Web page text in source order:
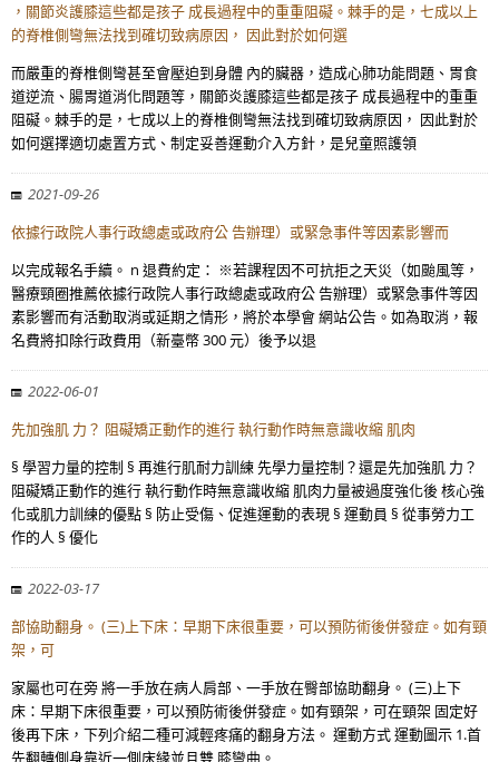
，關節炎護膝這些都是孩子 成長過程中的重重阻礙。棘手的是，七成以上
的脊椎側彎無法找到確切致病原因， 因此對於如何選
而嚴重的脊椎側彎甚至會壓迫到身體 內的臟器，造成心肺功能問題、胃食
道逆流、腸胃道消化問題等，關節炎護膝這些都是孩子 成長過程中的重重
阻礙。棘手的是，七成以上的脊椎側彎無法找到確切致病原因， 因此對於
如何選擇適切處置方式、制定妥善運動介入方針，是兒童照護領
2021-09-26
依據行政院人事行政總處或政府公 告辦理）或緊急事件等因素影響而
以完成報名手續。 n 退費約定： ※若課程因不可抗拒之天災（如颱風等，
醫療頸圈推薦依據行政院人事行政總處或政府公 告辦理）或緊急事件等因
素影響而有活動取消或延期之情形，將於本學會 網站公告。如為取消，報
名費將扣除行政費用（新臺幣 300 元）後予以退
2022-06-01
先加強肌 力？ 阻礙矯正動作的進行 執行動作時無意識收縮 肌肉
§ 學習力量的控制 § 再進行肌耐力訓練 先學力量控制？還是先加強肌 力？
阻礙矯正動作的進行 執行動作時無意識收縮 肌肉力量被過度強化後 核心強
化或肌力訓練的優點 § 防止受傷、促進運動的表現 § 運動員 § 從事勞力工
作的人 § 優化
2022-03-17
部協助翻身。 (三)上下床：早期下床很重要，可以預防術後併發症。如有頸
架，可
家屬也可在旁 將一手放在病人肩部、一手放在臀部協助翻身。 (三)上下
床：早期下床很重要，可以預防術後併發症。如有頸架，可在頸架 固定好
後再下床，下列介紹二種可減輕疼痛的翻身方法。 運動方式 運動圖示 1.首
先翻轉側身靠近一側床緣並且雙 膝彎曲。